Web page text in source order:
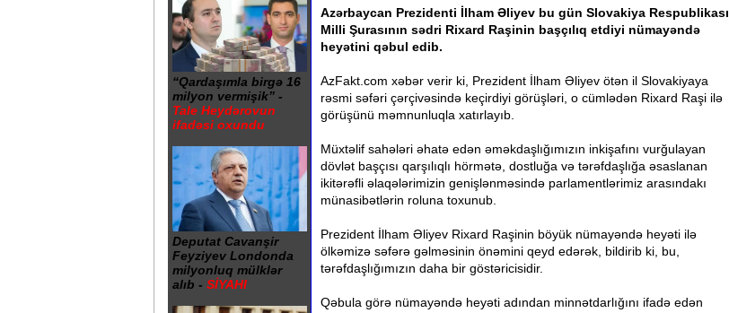
“Qardaşımla birgə 16
milyon vermişik” -
Tale Heydərovun
ifadəsi oxundu
Deputat Cavanşir
Feyziyev Londonda
milyonluq mülklər
alıb - SİYAHI
Azərbaycan Prezidenti İlham Əliyev bu gün Slovakiya Respublikası
Milli Şurasının sədri Rixard Raşinin başçılıq etdiyi nümayəndə
heyətini qəbul edib.
AzFakt.com xəbər verir ki, Prezident İlham Əliyev ötən il Slovakiyaya
rəsmi səfəri çərçivəsində keçirdiyi görüşləri, o cümlədən Rixard Raşi ilə
görüşünü məmnunluqla xatırlayıb.
Müxtəlif sahələri əhatə edən əməkdaşlığımızın inkişafını vurğulayan
dövlət başçısı qarşılıqlı hörmətə, dostluğa və tərəfdaşlığa əsaslanan
ikitərəfli əlaqələrimizin genişlənməsində parlamentlərimiz arasındakı
münasibətlərin roluna toxunub.
Prezident İlham Əliyev Rixard Raşinin böyük nümayəndə heyəti ilə
ölkəmizə səfərə gəlməsinin önəmini qeyd edərək, bildirib ki, bu,
tərəfdaşlığımızın daha bir göstəricisidir.
Qəbula görə nümayəndə heyəti adından minnətdarlığını ifadə edən